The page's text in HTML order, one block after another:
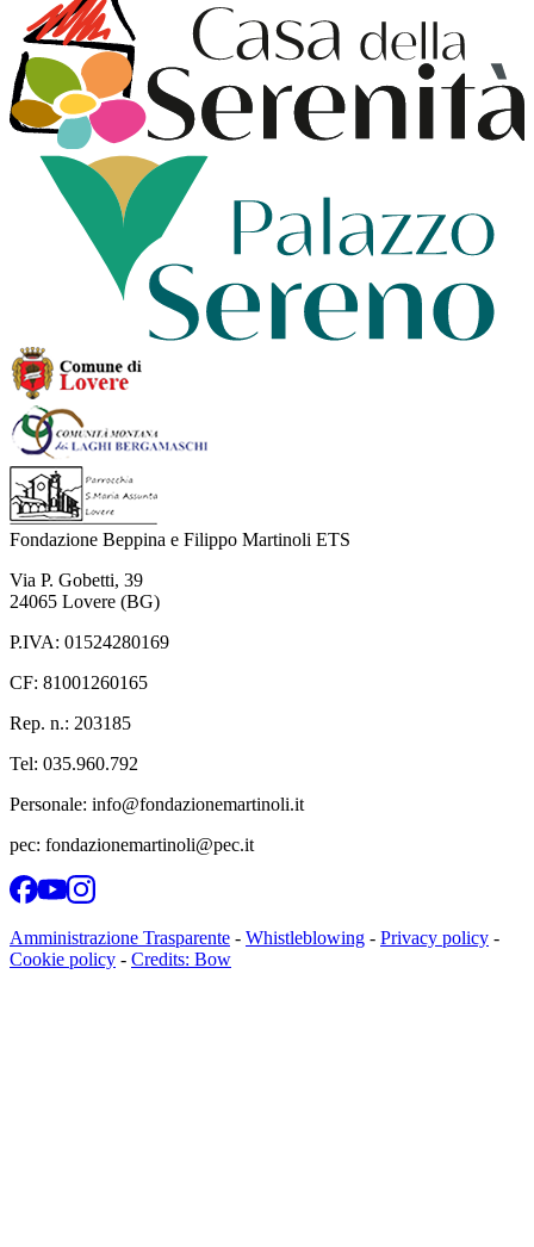
Fondazione Beppina e Filippo Martinoli ETS
Via P. Gobetti, 39
24065 Lovere (BG)
P.IVA: 01524280169
CF: 81001260165
Rep. n.: 203185
Tel: 035.960.792
Personale: info@fondazionemartinoli.it
pec: fondazionemartinoli@pec.it
Amministrazione Trasparente - Whistleblowing - Privacy policy -
Cookie policy - Credits: Bow